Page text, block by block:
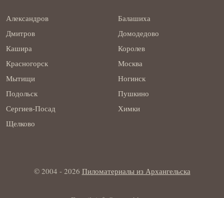
Александров
Балашиха
Дмитров
Домодедово
Кашира
Королев
Красногорск
Москва
Мытищи
Ногинск
Подольск
Пушкино
Сергиев-Посад
Химки
Щелково
© 2004 - 2026 Пиломатериалы из Архангельска